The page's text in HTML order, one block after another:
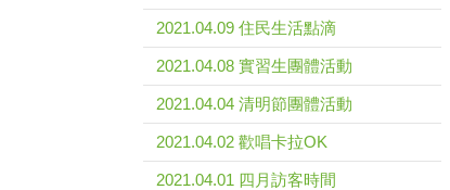
2021.04.09 住民生活點滴
2021.04.08 實習生團體活動
2021.04.04 清明節團體活動
2021.04.02 歡唱卡拉OK
2021.04.01 四月訪客時間